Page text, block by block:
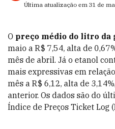
Última atualização em 31 de
O preço médio do litro da
maio a R$ 7,54, alta de
mês de abril. Já o etanol
mais expressivas em
mês a R$ 6,12, alta de
anterior. Os dados são do
Índice de Preços Ticket Log